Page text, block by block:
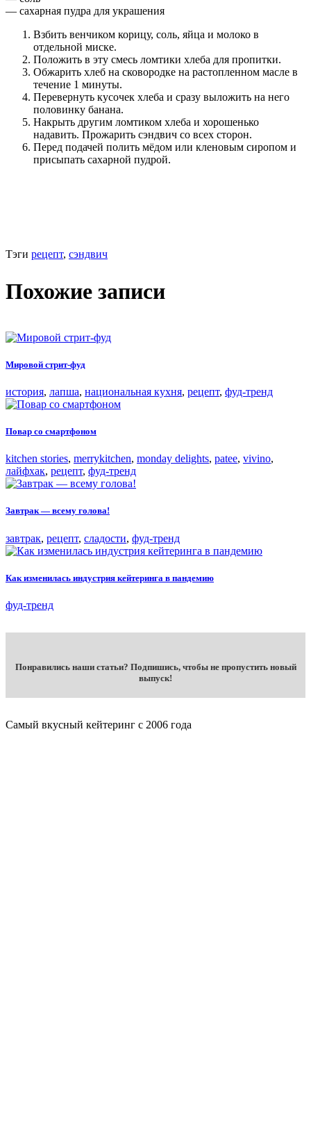
— сахарная пудра для украшения
Взбить венчиком корицу, соль, яйца и молоко в
отдельной миске.
Положить в эту смесь ломтики хлеба для пропитки.
Обжарить хлеб на сковородке на растопленном масле в
течение 1 минуты.
Перевернуть кусочек хлеба и сразу выложить на него
половинку банана.
Накрыть другим ломтиком хлеба и хорошенько
надавить. Прожарить сэндвич со всех сторон.
Перед подачей полить мёдом или кленовым сиропом и
присыпать сахарной пудрой.
Тэги рецепт, сэндвич
Похожие записи
Мировой стрит-фуд
история, лапша, национальная кухня, рецепт, фуд-тренд
Повар со смартфоном
kitchen stories, merrykitchen, monday delights, patee, vivino,
лайфхак, рецепт, фуд-тренд
Завтрак — всему голова!
завтрак, рецепт, сладости, фуд-тренд
Как изменилась индустрия кейтеринга в пандемию
фуд-тренд
Понравились наши статьи? Подпишись, чтобы не пропустить новый
выпуск!
Самый вкусный кейтеринг с 2006 года